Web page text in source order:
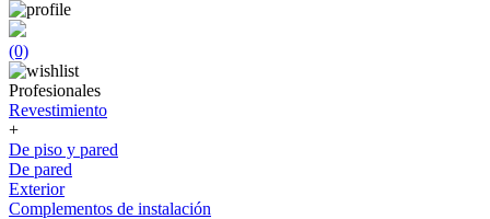
(0)
Profesionales
Revestimiento
+
De piso y pared
De pared
Exterior
Complementos de instalación